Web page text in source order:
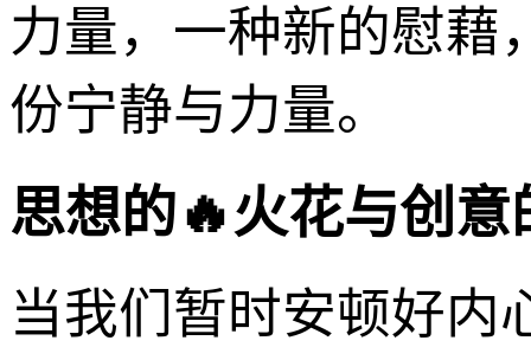
力量，一种新的慰藉
份宁静与力量。
思想的🔥火花与创
当我们暂时安顿好内